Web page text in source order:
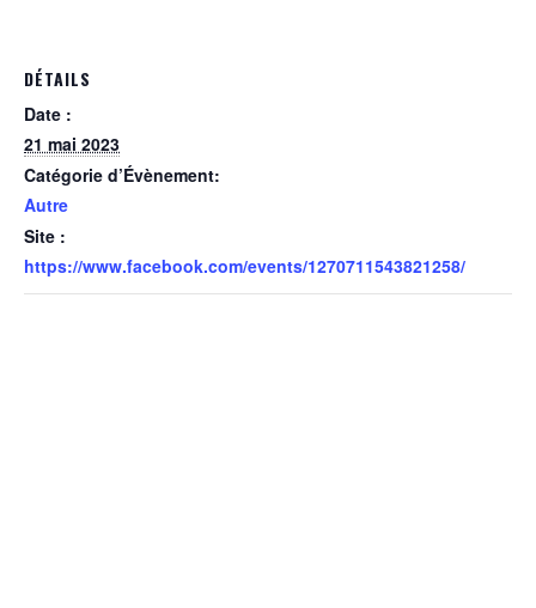
DÉTAILS
Date :
21 mai 2023
Catégorie d’Évènement:
Autre
Site :
https://www.facebook.com/events/1270711543821258/